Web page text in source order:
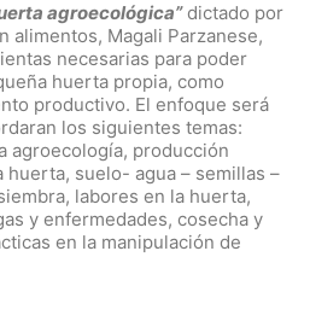
agroecológica”dictado por
alimentos, Magali Parzanese,
necesarias para poder
huerta propia, como
productivo. El enfoque será
los siguientes temas:
agroecología, producción
suelo- agua – semillas –
labores en la huerta,
y enfermedades, cosecha y
en la manipulación de